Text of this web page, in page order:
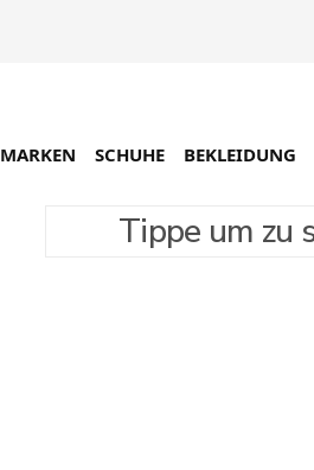
Tippe um zu suchen
MARKEN SCHUHE BEKLEIDUNG